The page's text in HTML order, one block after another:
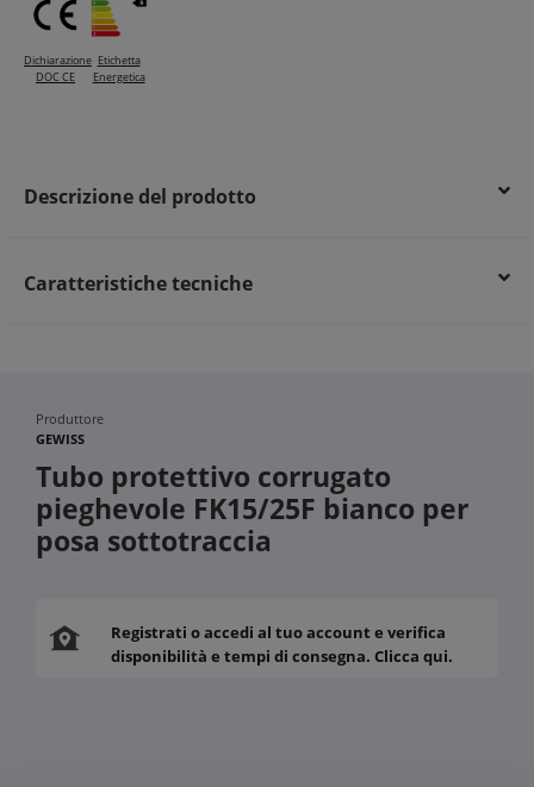
Dichiarazione
DOC CE
Etichetta
Energetica
Descrizione del prodotto
Caratteristiche tecniche
Produttore
GEWISS
Tubo protettivo corrugato
pieghevole FK15/25F bianco per
posa sottotraccia
Registrati o accedi al tuo account e verifica
disponibilità e tempi di consegna. Clicca qui.